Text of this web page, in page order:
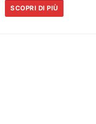
SCOPRI DI PIÙ